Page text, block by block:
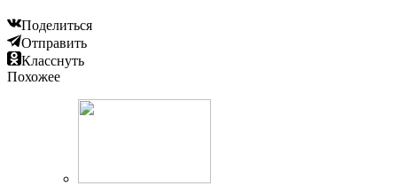
Поделиться
Отправить
Класснуть
Похожее